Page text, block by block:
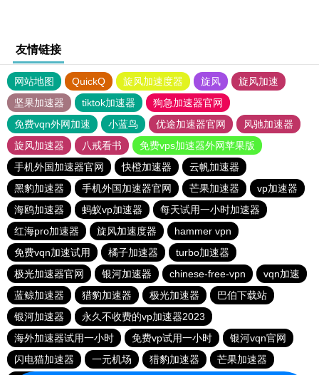
友情链接
网站地图 QuickQ 旋风加速度器 旋风
旋风加速
坚果加速器
tiktok加速器
狗急加速器官网
免费vqn外网加速
小蓝鸟 优途加速器官网
风驰加速器
旋风加速器
八戒看书
免费vps加速器外网苹果版
手机外国加速器官网
快橙加速器
云帆加速器
黑豹加速器
手机外国加速器官网 芒果加速器
vp加速器
海鸥加速器
蚂蚁vp加速器
每天试用一小时加速器
红海pro加速器
旋风加速度器
hammer vpn
免费vqn加速试用
橘子加速器
turbo加速器
极光加速器官网
银河加速器 chinese-free-vpn
vqn加速
蓝鲸加速器
猎豹加速器 极光加速器
巴伯下载站
银河加速器
永久不收费的vp加速器2023
海外加速器试用一小时
免费vp试用一小时
银河vqn官网
闪电猫加速器
一元机场 猎豹加速器 芒果加速器